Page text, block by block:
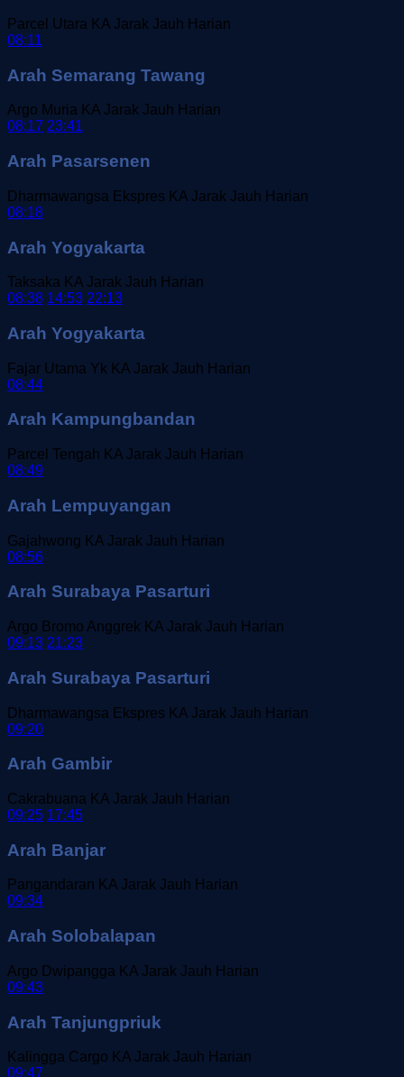
Parcel Utara KA Jarak Jauh Harian
08:11
Arah Semarang Tawang
Argo Muria KA Jarak Jauh Harian
08:17 23:41
Arah Pasarsenen
Dharmawangsa Ekspres KA Jarak Jauh Harian
08:18
Arah Yogyakarta
Taksaka KA Jarak Jauh Harian
08:38 14:53 22:13
Arah Yogyakarta
Fajar Utama Yk KA Jarak Jauh Harian
08:44
Arah Kampungbandan
Parcel Tengah KA Jarak Jauh Harian
08:49
Arah Lempuyangan
Gajahwong KA Jarak Jauh Harian
08:56
Arah Surabaya Pasarturi
Argo Bromo Anggrek KA Jarak Jauh Harian
09:13 21:23
Arah Surabaya Pasarturi
Dharmawangsa Ekspres KA Jarak Jauh Harian
09:20
Arah Gambir
Cakrabuana KA Jarak Jauh Harian
09:25 17:45
Arah Banjar
Pangandaran KA Jarak Jauh Harian
09:34
Arah Solobalapan
Argo Dwipangga KA Jarak Jauh Harian
09:43
Arah Tanjungpriuk
Kalingga Cargo KA Jarak Jauh Harian
09:47